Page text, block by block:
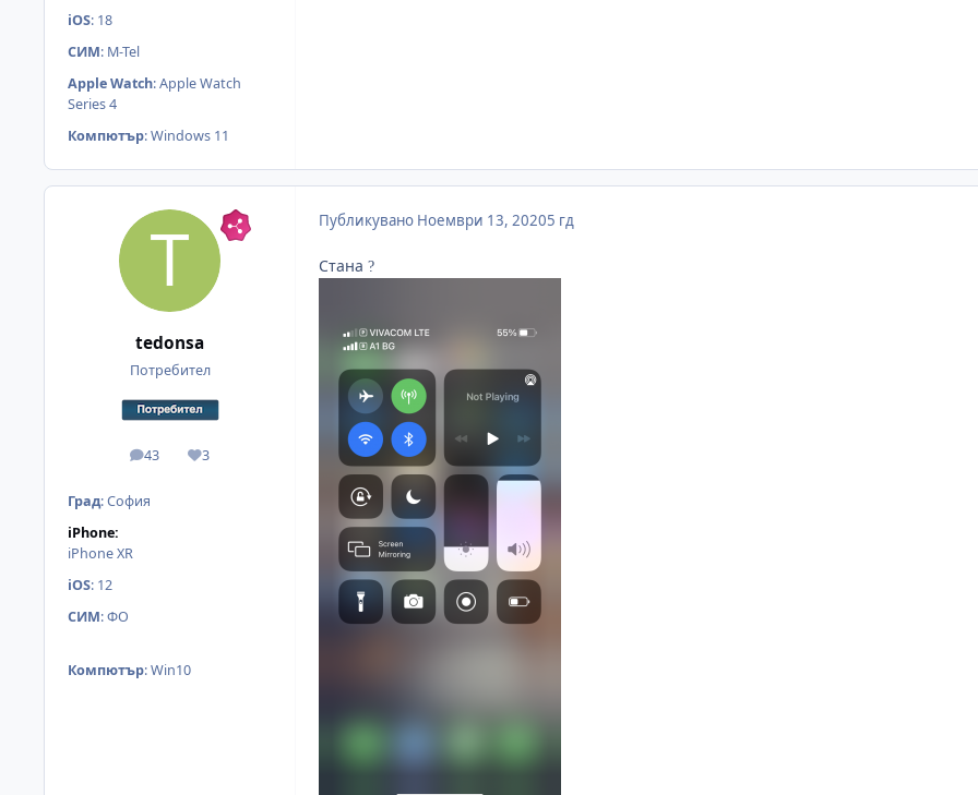
iOS: 18
СИМ: M-Tel
Apple Watch:Apple Watch
Series 4
Компютър:Windows 11
tedonsa
Потребител
43
мнения 3
Reputation
Град:София
iPhone:
iPhone XR
iOS: 12
СИМ:ФО
Компютър:Win10
Публикувано Ноември 13, 20205 гд
Стана ?